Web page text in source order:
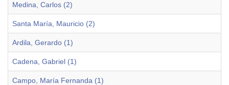
Medina, Carlos (2)
Santa María, Mauricio (2)
Ardila, Gerardo (1)
Cadena, Gabriel (1)
Campo, María Fernanda (1)